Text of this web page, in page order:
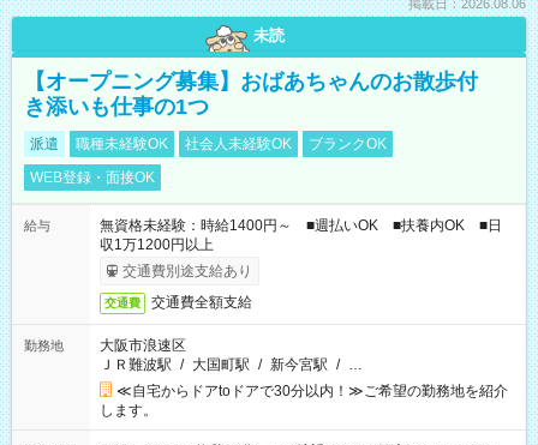
掲載日：2026.08.06
未読
【オープニング募集】おばあちゃんのお散歩付
き添いも仕事の1つ
派遣 職種未経験OK 社会人未経験OK
ブランクOK
WEB登録・面接OK
給与
無資格未経験：時給1400円～ ■週払いOK ■扶養内OK ■日
収1万1200円以上
交通費別途支給あり
交通費 交通費全額支給
勤務地
大阪市浪速区
ＪＲ難波駅 / 大国町駅 / 新今宮駅 / …
≪自宅からドアtoドアで30分以内！≫ご希望の勤務地を紹介
します。